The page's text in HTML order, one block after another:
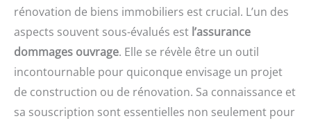
rénovation de biens immobiliers est crucial. L’un des
aspects souvent sous-évalués est l’assurance
dommages ouvrage. Elle se révèle être un outil
incontournable pour quiconque envisage un projet
de construction ou de rénovation. Sa connaissance et
sa souscription sont essentielles non seulement pour